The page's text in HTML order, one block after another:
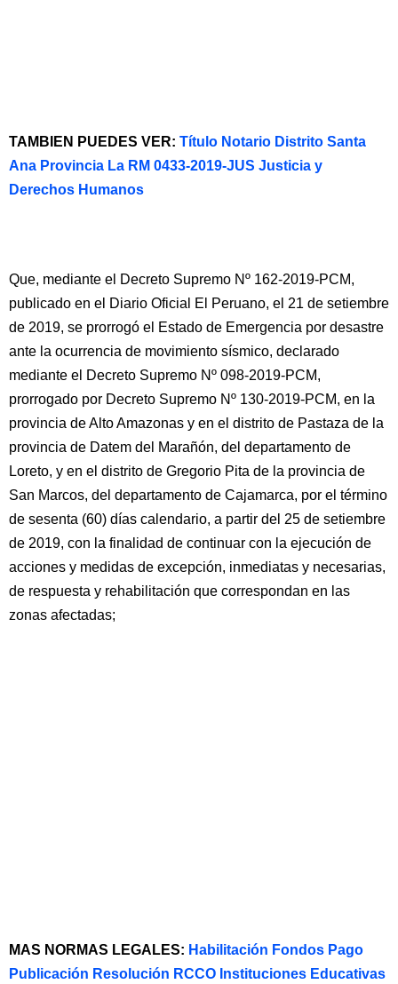
TAMBIEN PUEDES VER: Título Notario Distrito Santa
Ana Provincia La RM 0433-2019-JUS Justicia y
Derechos Humanos
Que, mediante el Decreto Supremo Nº 162-2019-PCM,
publicado en el Diario Oficial El Peruano, el 21 de setiembre
de 2019, se prorrogó el Estado de Emergencia por desastre
ante la ocurrencia de movimiento sísmico, declarado
mediante el Decreto Supremo Nº 098-2019-PCM,
prorrogado por Decreto Supremo Nº 130-2019-PCM, en la
provincia de Alto Amazonas y en el distrito de Pastaza de la
provincia de Datem del Marañón, del departamento de
Loreto, y en el distrito de Gregorio Pita de la provincia de
San Marcos, del departamento de Cajamarca, por el término
de sesenta (60) días calendario, a partir del 25 de setiembre
de 2019, con la finalidad de continuar con la ejecución de
acciones y medidas de excepción, inmediatas y necesarias,
de respuesta y rehabilitación que correspondan en las
zonas afectadas;
MAS NORMAS LEGALES: Habilitación Fondos Pago
Publicación Resolución RCCO Instituciones Educativas